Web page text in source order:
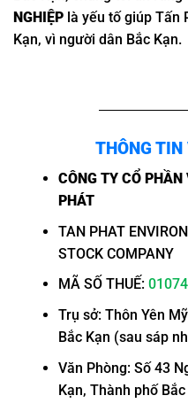
NGHIỆP là yếu tố giúp Tấn
Kạn, vì người dân Bắc Kạn.
THÔNG TIN
CÔNG TY CỔ
PHÁT
TAN PHAT
STOCK COMPANY
MÃ SỐ THUẾ:
Trụ sở: Thôn Yên
Bắc Kạn (sau sáp
Văn Phòng: Số 43
Kạn, Thành phố Bắc